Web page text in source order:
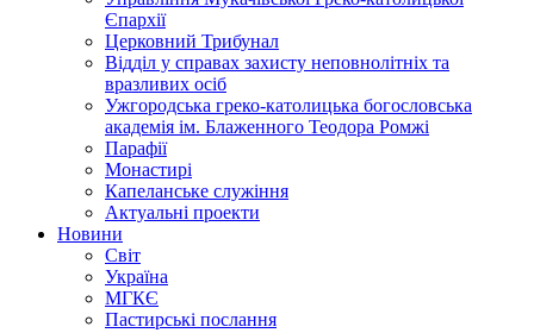
Єпархії
Церковний Трибунал
Відділ у справах захисту неповнолітніх та
вразливих осіб
Ужгородська греко-католицька богословська
академія ім. Блаженного Теодора Ромжі
Парафії
Монастирі
Капеланське служіння
Актуальні проекти
Новини
Світ
Україна
МГКЄ
Пастирські послання